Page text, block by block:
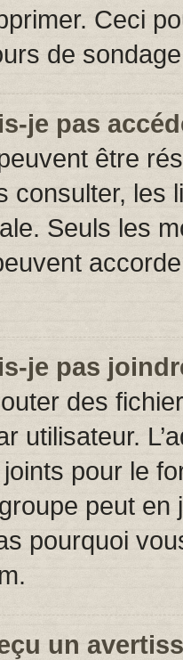
Ceci
de
je pas
être
consulter, les
Seuls les
je pas
des
utilisateur.
joints pour le
peut en
pourquoi
un